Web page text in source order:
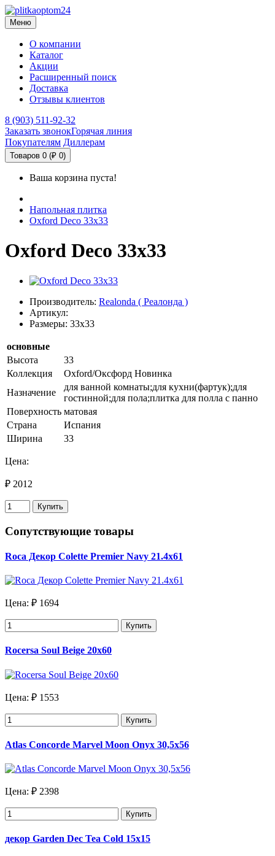
Меню
О компании
Каталог
Акции
Расширенный поиск
Доставка
Отзывы клиентов
8 (903) 511-92-32
Заказать звонокГорячая линия
Покупателям Диллерам
Товаров 0 (₽ 0)
Ваша корзина пуста!
Напольная плитка
Oxford Deco 33х33
Oxford Deco 33х33
Производитель: Realonda ( Реалонда )
Артикул:
Размеры: 33x33
основные
Высота
33
Коллекция
Oxford/Оксфорд Новинка
Назначение
для ванной комнаты;для кухни(фартук);для
гостинной;для пола;плитка для полла с панно
Поверхность матовая
Страна
Испания
Ширина
33
Цена:
₽ 2012
Купить
Сопутствующие товары
Roca Декор Colette Premier Navy 21.4х61
Цена: ₽ 1694
Купить
Rocersa Soul Beige 20x60
Цена: ₽ 1553
Купить
Atlas Concorde Marvel Moon Onyx 30,5х56
Цена: ₽ 2398
Купить
декор Garden Dec Tea Cold 15х15